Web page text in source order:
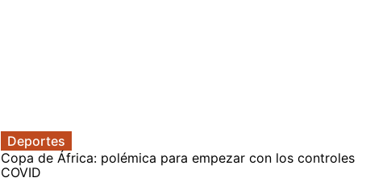
Deportes
Copa de África: polémica para empezar con los controles
COVID